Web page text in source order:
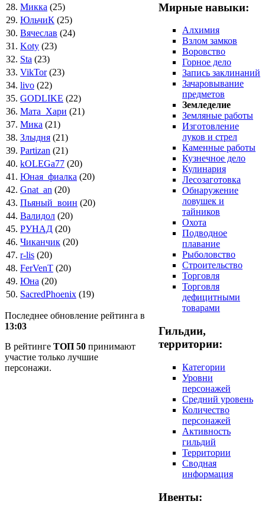
28. Микка (25)
29. ЮльчиК (25)
30. Вячеслав (24)
31. Koty (23)
32. Sta (23)
33. VikTor(23)
34. livo (22)
35. GODLIKE (22)
36. Мата_Хари (21)
37. Мика (21)
38. Злыдня (21)
39. Partizan (21)
40. kOLEGa77 (20)
41. Юная_фиалка (20)
42. Gnat_an (20)
43. Пьяный_воин (20)
44. Валидол (20)
45. РУНАД (20)
46. Чиканчик (20)
47. r-lis (20)
48. FerVenT (20)
49. Юна (20)
50. SacredPhoenix (19)
Последнее обновление рейтинга в
13:03
В рейтинге ТОП 50 принимают
участие только лучшие
персонажи.
Мирные навыки:
Алхимия
Взлом замков
Воровство
Горное дело
Запись заклинаний
Зачаровывание
предметов
Земледелие
Земляные работы
Изготовление
луков и стрел
Каменные работы
Кузнечное дело
Кулинария
Лесозаготовка
Обнаружение
ловушек и
тайников
Охота
Подводное
плавание
Рыболовство
Строительство
Торговля
Торговля
дефицитными
товарами
Гильдии,
территории:
Категории
Уровни
персонажей
Средний уровень
Количество
персонажей
Активность
гильдий
Территории
Сводная
информация
Ивенты: